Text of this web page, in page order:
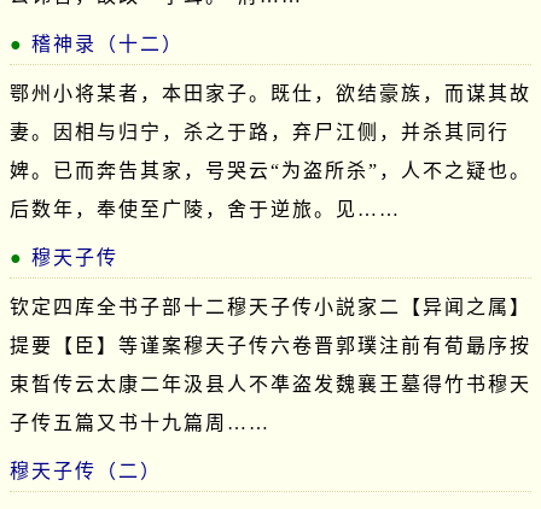
稽神录（十二）
鄂州小将某者，本田家子。既仕，欲结豪族，而谋其故
妻。因相与归宁，杀之于路，弃尸江侧，并杀其同行
婢。已而奔告其家，号哭云“为盗所杀”，人不之疑也。
后数年，奉使至广陵，舍于逆旅。见……
穆天子传
钦定四库全书子部十二穆天子传小説家二【异闻之属】
提要【臣】等谨案穆天子传六卷晋郭璞注前有荀朂序按
束晳传云太康二年汲县人不凖盗发魏襄王墓得竹书穆天
子传五篇又书十九篇周……
穆天子传（二）